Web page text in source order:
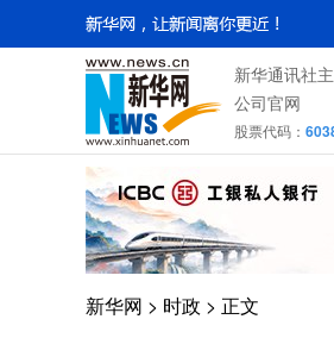
新华通讯社
公司官网
股票代码：
新华网 > 时政 > 正文